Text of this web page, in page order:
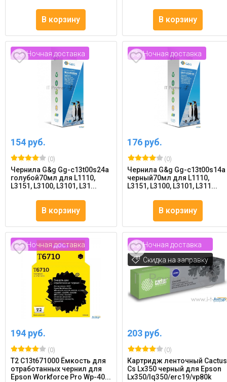
В корзину В корзину
Ночная доставка
154 руб.
(0)
Чернила G&g Gg-c13t00s24a
голубой70мл для L1110,
L3151, L3100, L3101, L31...
В корзину
Ночная доставка
176 руб.
(0)
Чернила G&g Gg-c13t00s14a
черный70мл для L1110,
L3151, L3100, L3101, L311...
В корзину
Ночная доставка
194 руб.
(0)
T2 C13t671000 Ёмкость для
отработанных чернил для
Epson Workforce Pro Wp-40...
Ночная доставка
Скидка на заправку
203 руб.
(0)
Картридж ленточный Cactus
Cs Lx350 черный для Epson
Lx350/lq350/erc19/vp80k